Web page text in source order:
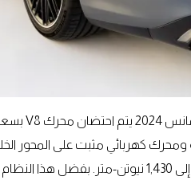
أيون بسعة 13.1 كيلوواط/ساعة ومحرك كهربائي مثبت
مجتمعة قوة مذهلة تبلغ 791 حصانًا وعزم دوران يصل إلى